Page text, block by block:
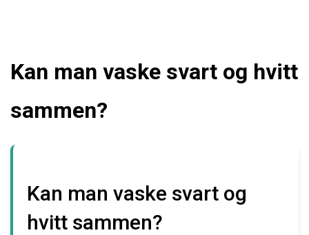
Kan man vaske svart og hvitt
sammen?
Kan man vaske svart og
hvitt sammen?